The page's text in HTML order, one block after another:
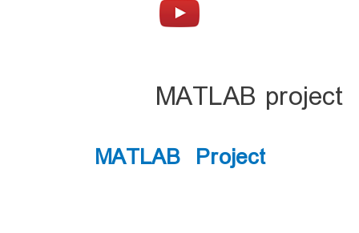
MATLAB project
MATLAB Project